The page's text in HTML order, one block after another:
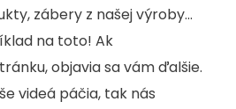
zábery z našej výroby...
na toto! Ak
objavia sa vám ďalšie.
videá páčia, tak nás